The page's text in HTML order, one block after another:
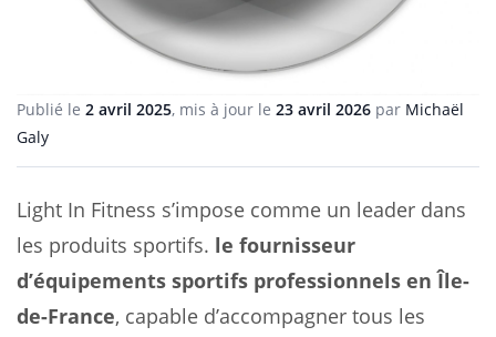
Publié le 2 avril 2025, mis à jour le 23 avril 2026 par Michaël
Galy
Light In Fitness s’impose comme un leader dans
les produits sportifs. le fournisseur
d’équipements sportifs professionnels en Île-
de-France, capable d’accompagner tous les